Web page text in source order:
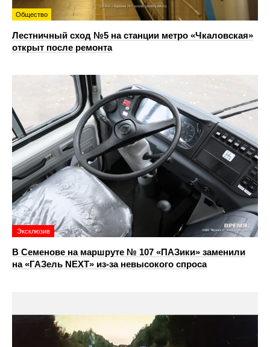
Общество
Лестничный сход №5 на станции метро «Чкаловская»
открыт после ремонта
Эксклюзив
В Семенове на маршруте № 107 «ПАЗики» заменили
на «ГАЗель NEXT» из‑за невысокого спроса